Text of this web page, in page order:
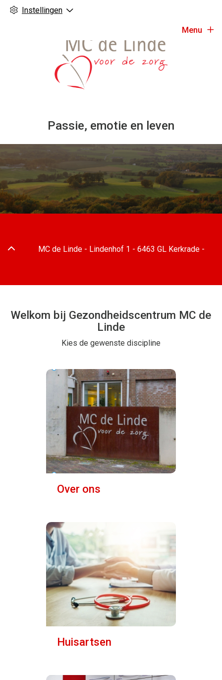
Instellingen
Menu
Passie, emotie en leven
AdresgegevensMC de Linde - Lindenhof 1 -6463 GL Kerkrade -
Welkom bij Gezondheidscentrum MC de
Linde
Kies de gewenste discipline
Over ons
Huisartsen